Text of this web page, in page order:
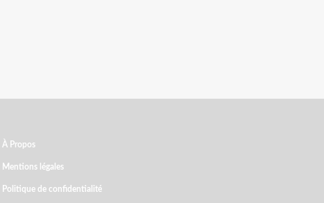
À Propos
Mentions légales
Politique de confidentialité